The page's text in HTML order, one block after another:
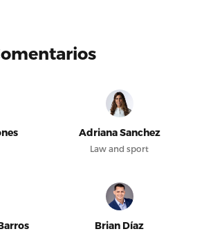
Adriana Sanchez
Law and sport
Brian Díaz